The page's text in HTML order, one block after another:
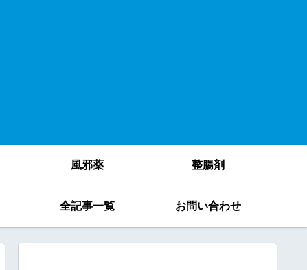
風邪薬 整腸剤
全記事一覧 お問い合わせ